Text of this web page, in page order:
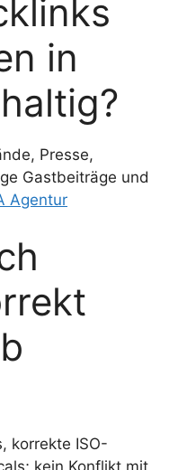
in
Presse,
Gastbeiträge und
Agentur
korrekte ISO-
kein Konflikt mit